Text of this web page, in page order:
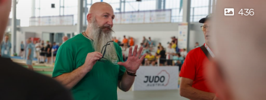
436